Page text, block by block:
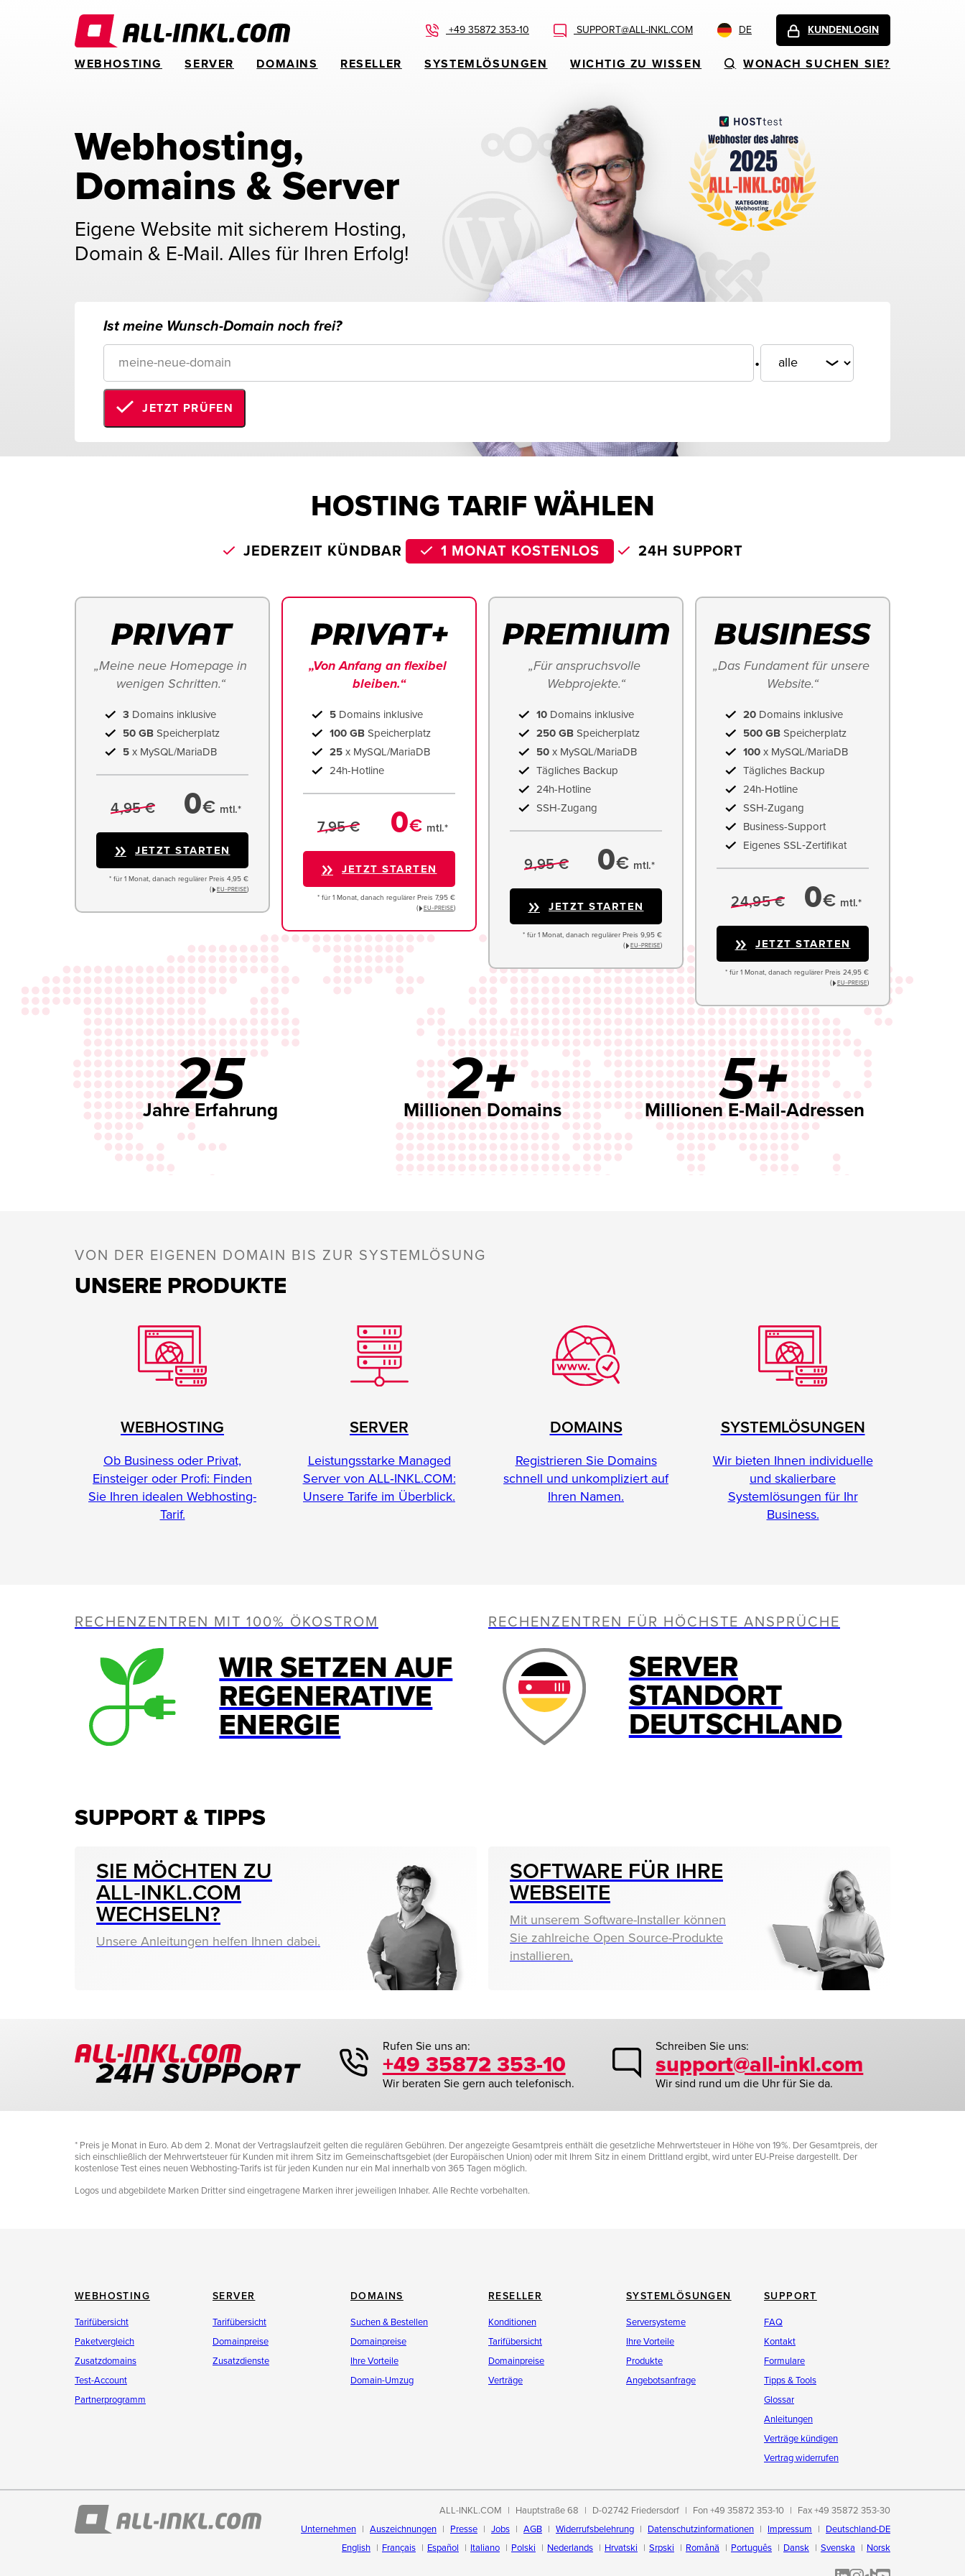
+49 35872 353-10 SUPPORT@ALL-INKL.COM DE KUNDENLOGIN
WEBHOSTING SERVER DOMAINS RESELLER SYSTEMLÖSUNGEN WICHTIG ZU WISSEN WONACH SUCHEN SIE?
Webhosting,
Domains & Server
Eigene Website mit sicherem Hosting,
Domain & E-Mail. Alles für Ihren Erfolg!
Ist meine Wunsch-Domain noch frei?
.
JETZT PRÜFEN
HOSTING TARIF WÄHLEN
JEDERZEIT KÜNDBAR 1 MONAT KOSTENLOS 24H SUPPORT
„Meine neue Homepage in
wenigen Schritten.“
3 Domains inklusive
50 GB Speicherplatz
5 x MySQL/MariaDB
4,95 € 0€ mtl.*
JETZT STARTEN
* für 1 Monat, danach regulärer Preis 4,95 €
(
EU−PREISE)
„Von Anfang an flexibel
bleiben.“
5 Domains inklusive
100 GB Speicherplatz
25 x MySQL/MariaDB
24h-Hotline
7,95 € 0€ mtl.*
JETZT STARTEN
* für 1 Monat, danach regulärer Preis 7,95 €
(
EU−PREISE)
„Für anspruchsvolle
Webprojekte.“
10 Domains inklusive
250 GB Speicherplatz
50 x MySQL/MariaDB
Tägliches Backup
24h-Hotline
SSH-Zugang
9,95 € 0€ mtl.*
JETZT STARTEN
* für 1 Monat, danach regulärer Preis 9,95 €
(
EU−PREISE)
„Das Fundament für unsere
Website.“
20 Domains inklusive
500 GB Speicherplatz
100 x MySQL/MariaDB
Tägliches Backup
24h-Hotline
SSH-Zugang
Business-Support
Eigenes SSL‑Zertifikat
24,95 € 0€ mtl.*
JETZT STARTEN
* für 1 Monat, danach regulärer Preis 24,95 €
(
EU−PREISE)
25
Jahre Erfahrung 2+
Millionen Domains 5+
Millionen E-Mail-Adressen
VON DER EIGENEN DOMAIN BIS ZUR SYSTEMLÖSUNG
UNSERE PRODUKTE
WEBHOSTING
Ob Business oder Privat,
Einsteiger oder Profi: Finden
Sie Ihren idealen Webhosting-
Tarif.
SERVER
Leistungsstarke Managed
Server von ALL‑INKL.COM:
Unsere Tarife im Überblick.
DOMAINS
Registrieren Sie Domains
schnell und unkompliziert auf
Ihren Namen.
SYSTEMLÖSUNGEN
Wir bieten Ihnen individuelle
und skalierbare
Systemlösungen für Ihr
Business.
RECHENZENTREN MIT 100% ÖKOSTROM
WIR SETZEN AUF
REGENERATIVE
ENERGIE
RECHENZENTREN FÜR HÖCHSTE ANSPRÜCHE
SERVER
STANDORT
DEUTSCHLAND
SUPPORT & TIPPS
SIE MÖCHTEN ZU
ALL‑INKL.COM
WECHSELN?
Unsere Anleitungen helfen Ihnen dabei.
SOFTWARE FÜR IHRE
WEBSEITE
Mit unserem Software-Installer können
Sie zahlreiche Open Source-Produkte
installieren.
Rufen Sie uns an:
+49 35872 353-10
Wir beraten Sie gern auch telefonisch.
Schreiben Sie uns:
support@all-inkl.com
Wir sind rund um die Uhr für Sie da.
* Preis je Monat in Euro. Ab dem 2. Monat der Vertragslaufzeit gelten die regulären Gebühren. Der angezeigte Gesamtpreis enthält die gesetzliche Mehrwertsteuer in Höhe von 19%. Der Gesamtpreis, der
sich einschließlich der Mehrwertsteuer für Kunden mit ihrem Sitz im Gemeinschaftsgebiet (der Europäischen Union) oder mit Ihrem Sitz in einem Drittland ergibt, wird unter EU-Preise dargestellt. Der
kostenlose Test eines neuen Webhosting-Tarifs ist für jeden Kunden nur ein Mal innerhalb von 365 Tagen möglich.
Logos und abgebildete Marken Dritter sind eingetragene Marken ihrer jeweiligen Inhaber. Alle Rechte vorbehalten.
WEBHOSTING
Tarifübersicht
Paketvergleich
Zusatzdomains
Test-Account
Partnerprogramm
SERVER
Tarifübersicht
Domainpreise
Zusatzdienste
DOMAINS
Suchen & Bestellen
Domainpreise
Ihre Vorteile
Domain-Umzug
RESELLER
Konditionen
Tarifübersicht
Domainpreise
Verträge
SYSTEMLÖSUNGEN
Serversysteme
Ihre Vorteile
Produkte
Angebotsanfrage
SUPPORT
FAQ
Kontakt
Formulare
Tipps & Tools
Glossar
Anleitungen
Verträge kündigen
Vertrag widerrufen
ALL-INKL.COM Hauptstraße 68 D-02742 Friedersdorf Fon +49 35872 353-10
Fax +49 35872 353-30
Unternehmen
Auszeichnungen Presse Jobs AGB Widerrufsbelehrung Datenschutzinformationen Impressum
Deutschland-DE
English
Français Español Italiano Polski Nederlands Hrvatski Srpski Română Português Dansk Svenska Norsk